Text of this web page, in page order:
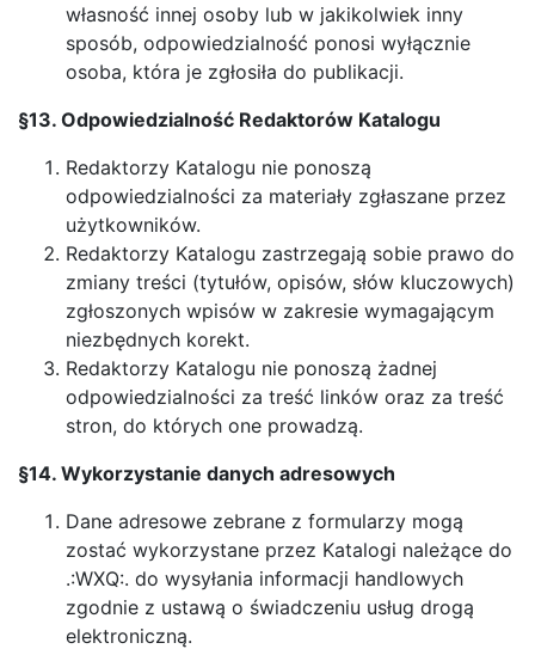
własność innej osoby lub w jakikolwiek inny
sposób, odpowiedzialność ponosi wyłącznie
osoba, która je zgłosiła do publikacji.
§13. Odpowiedzialność Redaktorów Katalogu
Redaktorzy Katalogu nie ponoszą
odpowiedzialności za materiały zgłaszane przez
użytkowników.
Redaktorzy Katalogu zastrzegają sobie prawo do
zmiany treści (tytułów, opisów, słów kluczowych)
zgłoszonych wpisów w zakresie wymagającym
niezbędnych korekt.
Redaktorzy Katalogu nie ponoszą żadnej
odpowiedzialności za treść linków oraz za treść
stron, do których one prowadzą.
§14. Wykorzystanie danych adresowych
Dane adresowe zebrane z formularzy mogą
zostać wykorzystane przez Katalogi należące do
.:WXQ:. do wysyłania informacji handlowych
zgodnie z ustawą o świadczeniu usług drogą
elektroniczną.